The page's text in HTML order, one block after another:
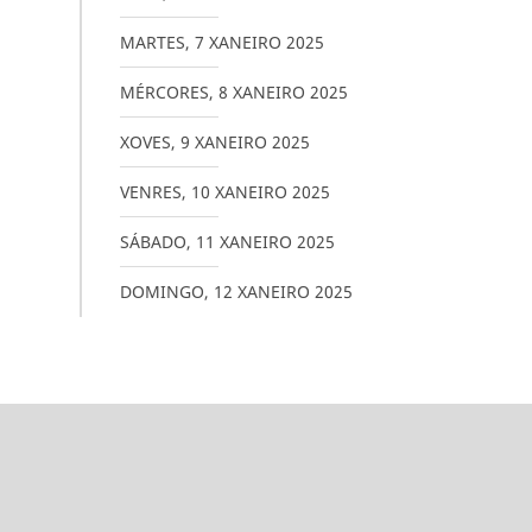
MARTES, 7 XANEIRO 2025
MÉRCORES, 8 XANEIRO 2025
XOVES, 9 XANEIRO 2025
VENRES, 10 XANEIRO 2025
SÁBADO, 11 XANEIRO 2025
DOMINGO, 12 XANEIRO 2025